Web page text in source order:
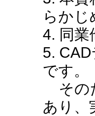
らかじ
4. 同業
5.
です。
その
あり、